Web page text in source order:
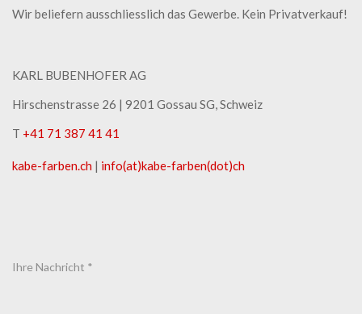
Wir beliefern ausschliesslich das Gewerbe. Kein Privatverkauf!
KARL BUBENHOFER AG
Hirschenstrasse 26 | ​9201 Gossau SG, Schweiz
T +41 71 387 41 41
kabe-​farben.ch | info(at)kabe-​farben(dot)ch